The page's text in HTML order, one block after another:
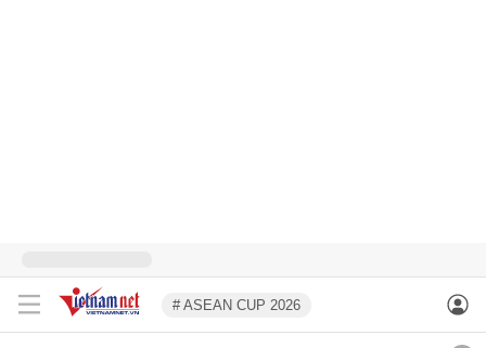
# ASEAN CUP 2026